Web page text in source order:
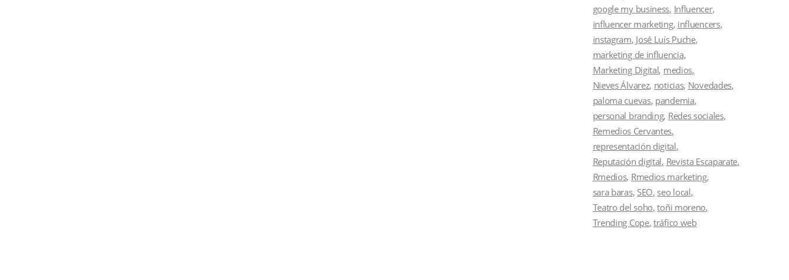
google my business Influencer
influencer marketing influencers
instagram José Luís Puche
marketing de influencia
Marketing Digital medios
Nieves Álvarez noticias Novedades
paloma cuevas pandemia
personal branding Redes sociales
Remedios Cervantes
representación digital
Reputación digital Revista Escaparate
Rmedios Rmedios marketing
sara baras SEO seo local
Teatro del soho toñi moreno
Trending Cope tráfico web